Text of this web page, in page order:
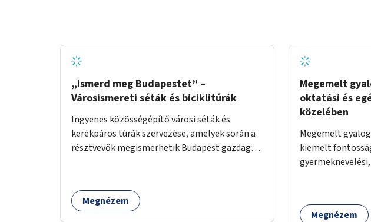
„Ismerd meg Budapestet” –
Városismereti séták és biciklitúrák
Ingyenes közösségépítő városi séták és
kerékpáros túrák szervezése, amelyek során a
résztvevők megismerhetik Budapest gazdag
mozgás népszerűsítésével mindenki számára
nagy élményt nyújthat.
Megnézem
Megemelt
oktatási és
közelében
Megemelt
kiemelt
Megnézem